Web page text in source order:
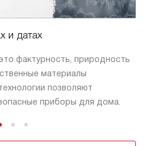
и датах
фактурность, природность
материалы
позволяют
приборы для дома.